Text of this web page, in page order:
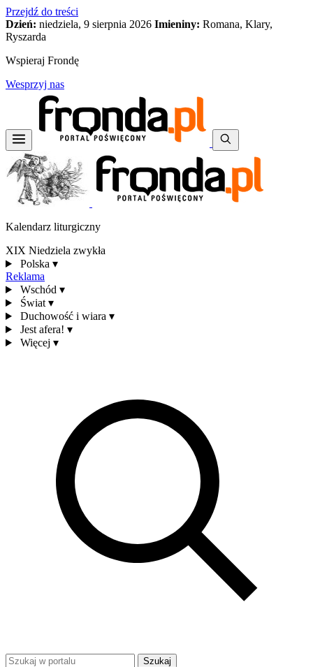
Przejdź do treści
Dzień: niedziela, 9 sierpnia 2026 Imieniny: Romana, Klary,
Ryszarda
Wspieraj Frondę
Wesprzyj nas
Kalendarz liturgiczny
XIX Niedziela zwykła
Polska ▾
Reklama
Wschód ▾
Świat ▾
Duchowość i wiara ▾
Jest afera! ▾
Więcej ▾
Szukaj